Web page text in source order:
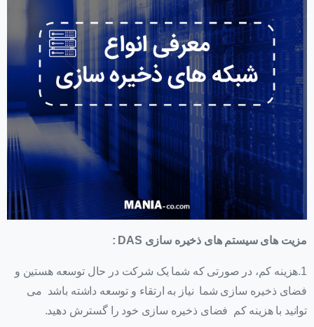
مزیت های سیستم های ذخیره سازی DAS
:
1.هزینه کم، در صورتی که شما یک شرکت در حال توسعه هستین و
فضای ذخیره سازی شما نیاز به ارتقاء و توسعه داشته باشد می
توانید با هزینه کم فضای ذخیره سازی خود را گسترش دهید.